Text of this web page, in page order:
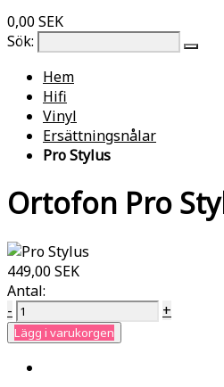
0,00 SEK
Sök:
Hem
Hifi
Vinyl
Ersättningsnålar
Pro Stylus
Ortofon Pro
449,00 SEK
Antal:
-
+
Lägg i varukorgen